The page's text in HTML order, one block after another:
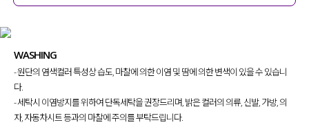
WASHING
- 원단의 염색컬러 특성상 습도, 마찰에 의한 이염 및 땀에 의한 변색이 있을 수 있습니
다.
- 세탁시 이염방지를 위하여 단독세탁을 권장드리며, 밝은 컬러의 의류, 신발, 가방, 의
자, 자동차시트 등과의 마찰에 주의를 부탁드립니다.